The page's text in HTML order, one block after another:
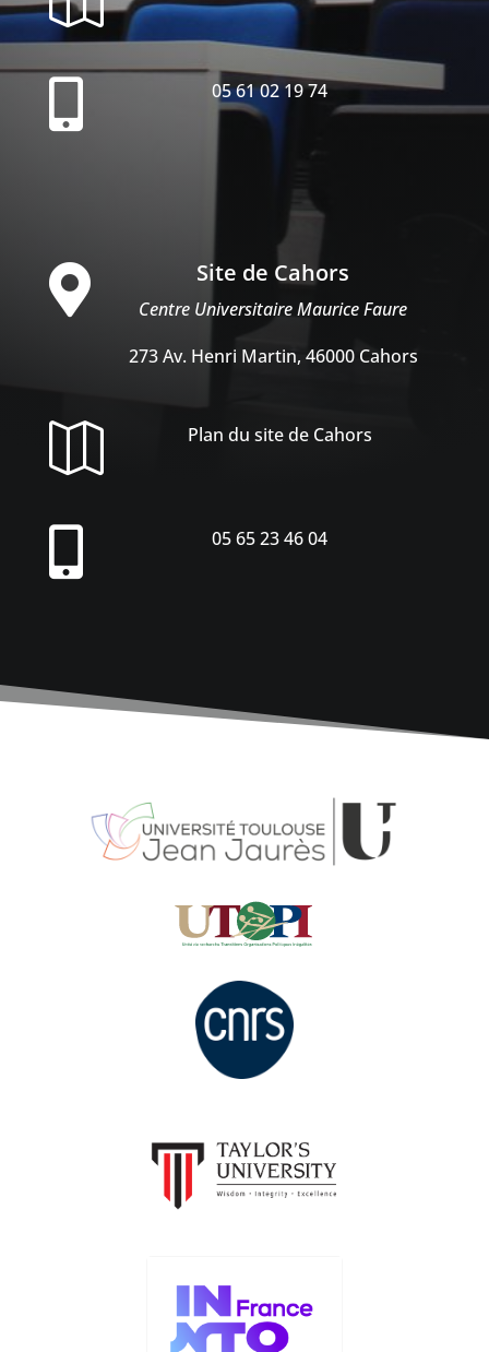
 05 61 02 19 74
 Site de Cahors
Centre Universitaire Maurice Faure
273 Av. Henri Martin, 46000 Cahors
 Plan du site de Cahors
 05 65 23 46 04